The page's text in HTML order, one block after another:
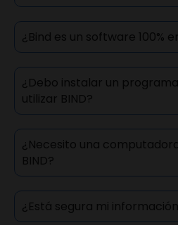
¿Bind es un software 100%
¿Debo instalar un
utilizar BIND?
¿Necesito una
BIND?
¿Está segura mi